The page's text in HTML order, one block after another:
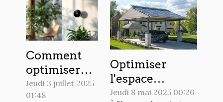
Comment
optimiser
l'efficacité
énergétique
Jeudi 3 juillet 2025
01:48
Optimiser
l'espace
extérieur avec
Jeudi 8 mai 2025 00:26